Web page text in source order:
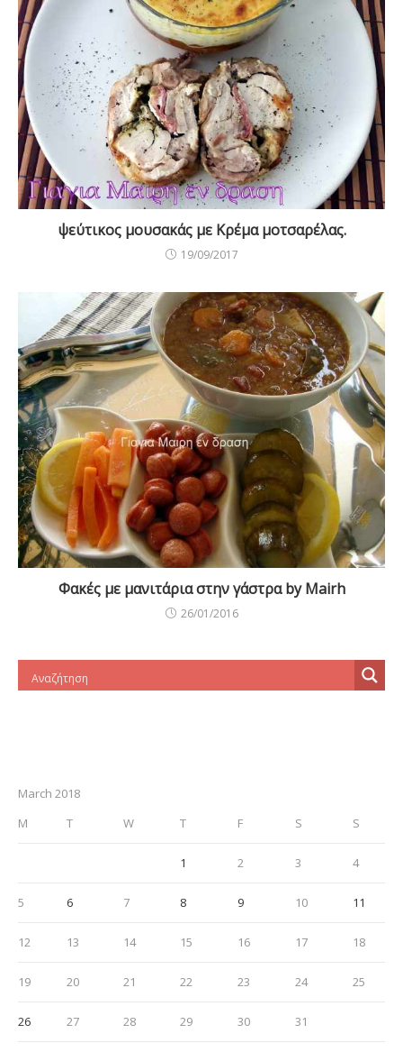
ψεύτικος μουσακάς με Κρέμα μοτσαρέλας.
19/09/2017
Φακές με μανιτάρια στην γάστρα by Mairh
26/01/2016
March 2018
M
T W T F S S
1 2 3 4
5 6 7 8 9 10 11
12 13 14 15 16 17 18
19 20 21 22 23 24 25
26 27 28 29 30 31